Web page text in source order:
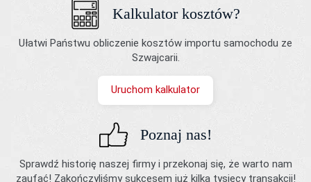
Kalkulator kosztów?
Ułatwi Państwu obliczenie kosztów importu samochodu ze
Szwajcarii.
Uruchom kalkulator
Poznaj nas!
Sprawdź historię naszej firmy i przekonaj się, że warto nam
zaufać! Zakończyliśmy sukcesem już kilka tysięcy transakcji!